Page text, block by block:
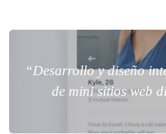
“Desarrollo y diseño
de mini sitios web